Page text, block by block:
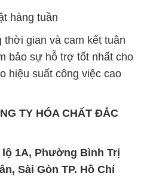
hàng tuần
thời gian và cam kết tuân
bảo sự hỗ trợ tốt nhất cho
hiệu suất công việc cao
TY HÓA CHẤT ĐẮC
lộ 1A, Phường Bình Trị
Sài Gòn TP. Hồ Chí